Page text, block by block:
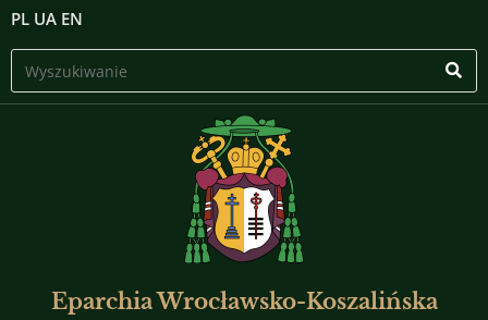
PL UA EN
Eparchia Wrocławsko-Koszalińska